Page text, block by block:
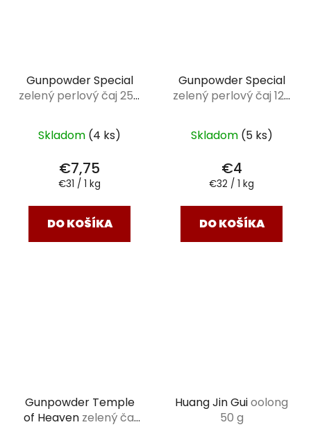
Gunpowder Special
zelený perlový čaj 250
Skladom (4 ks)
€7,75
Jednotková
€31 / 1 kg
DO KOŠÍKA
Gunpowder Special
zelený perlový čaj 125
Skladom (5 ks)
€4
Jednotková
€32 / 1 kg
DO KOŠÍKA
Gunpowder Temple
of Heaven zelený čaj
Huang Jin Guioolong
50 g